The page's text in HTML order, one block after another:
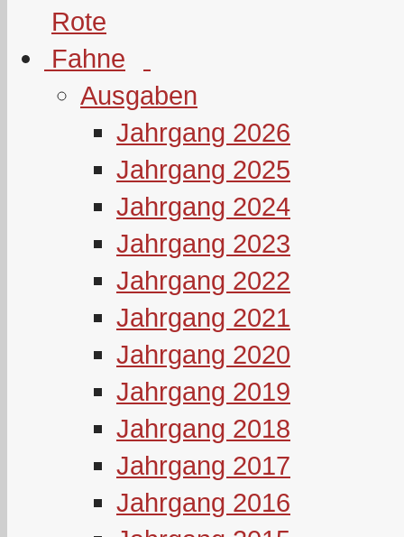
Ausgaben
Jahrgang 2026
Jahrgang 2025
Jahrgang 2024
Jahrgang 2023
Jahrgang 2022
Jahrgang 2021
Jahrgang 2020
Jahrgang 2019
Jahrgang 2018
Jahrgang 2017
Jahrgang 2016